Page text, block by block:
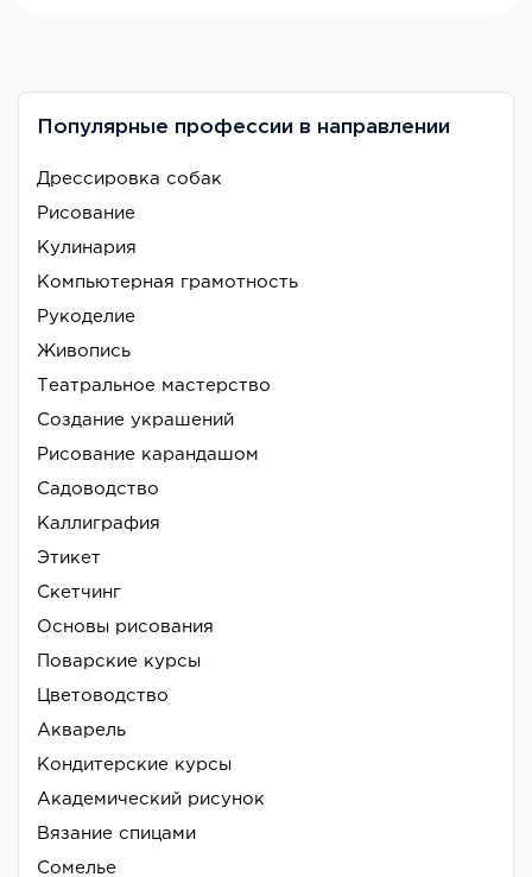
Популярные профессии в направлении
Дрессировка собак
Рисование
Кулинария
Компьютерная грамотность
Рукоделие
Живопись
Театральное мастерство
Создание украшений
Рисование карандашом
Садоводство
Каллиграфия
Этикет
Скетчинг
Основы рисования
Поварские курсы
Цветоводство
Акварель
Кондитерские курсы
Академический рисунок
Вязание спицами
Сомелье